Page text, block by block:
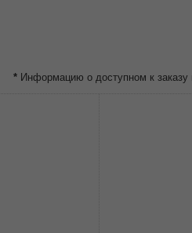
* Информацию о доступном к заказу